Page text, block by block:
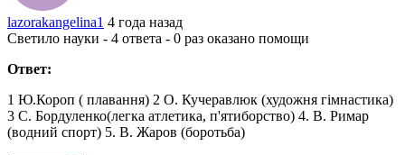
lazorakangelina1 4 года назад
Светило науки - 4 ответа - 0 раз оказано помощи
Ответ:
1 Ю.Короп ( плавання) 2 О. Кучеравлюк (художня гімнастика)
3 С. Бордуленко(легка атлетика, п'ятиборство) 4. В. Римар
(водний спорт) 5. В. Жаров (боротьба)